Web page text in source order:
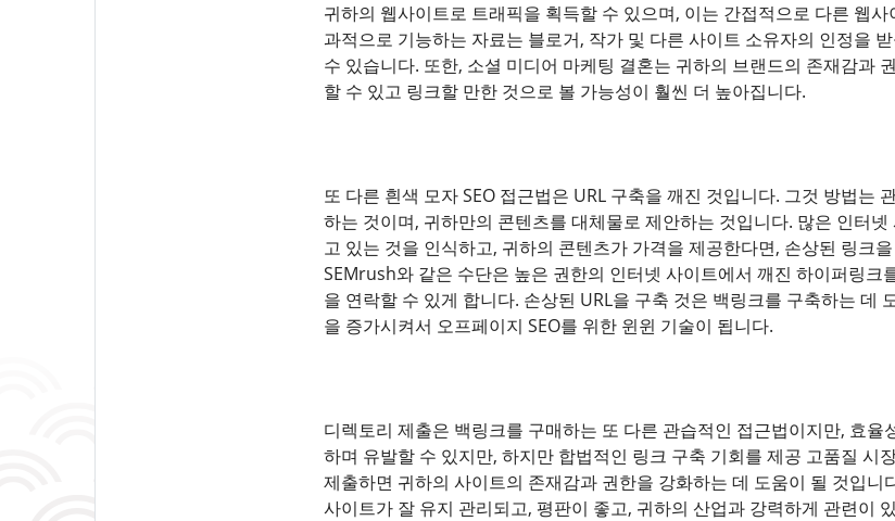
귀하의 웹사이트로 트래픽을 획득할 수 있으며, 이는 간접적으로 다른 웹
과적으로 기능하는 자료는 블로거, 작가 및 다른 사이트 소유자의 인정을
수 있습니다. 또한, 소셜 미디어 마케팅 결혼는 귀하의 브랜드의 존재감과
할 수 있고 링크할 만한 것으로 볼 가능성이 훨씬 더 높아집니다.
또 다른 흰색 모자 SEO 접근법은 URL 구축을 깨진 것입니다. 그것 방법는
하는 것이며, 귀하만의 콘텐츠를 대체물로 제안하는 것입니다. 많은 인터
고 있는 것을 인식하고, 귀하의 콘텐츠가 가격을 제공한다면, 손상된 링크
SEMrush와 같은 수단은 높은 권한의 인터넷 사이트에서 깨진 하이퍼링
을 연락할 수 있게 합니다. 손상된 URL을 구축 것은 백링크를 구축하는 데
을 증가시켜서 오프페이지 SEO를 위한 윈윈 기술이 됩니다.
디렉토리 제출은 백링크를 구매하는 또 다른 관습적인 접근법이지만, 효
하며 유발할 수 있지만, 하지만 합법적인 링크 구축 기회를 제공 고품질 시
제출하면 귀하의 사이트의 존재감과 권한을 강화하는 데 도움이 될 것입
사이트가 잘 유지 관리되고, 평판이 좋고, 귀하의 산업과 강력하게 관련이